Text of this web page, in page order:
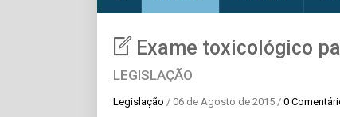
Exame toxicológico
LEGISLAÇÃO
Legislação / 06 de Agosto de 2015 / 0